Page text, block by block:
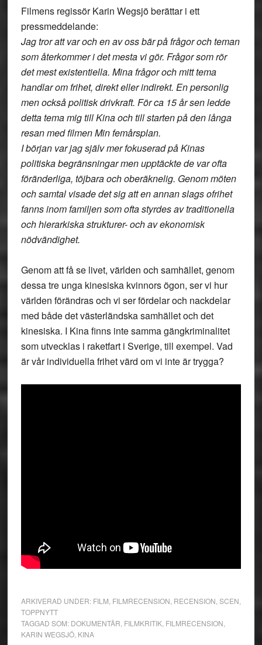
Filmens regissör Karin Wegsjö berättar i ett
pressmeddelande:
Jag tror att var och en av oss bär på frågor och teman
som återkommer i det mesta vi gör. Frågor som rör
det mest existentiella. Mina frågor och mitt tema
handlar om frihet, direkt eller indirekt. En personlig
men också politisk drivkraft. För ca 15 år sen ledde
detta tema mig till Kina och till starten på den långa
resan med filmen Min femårsplan.
I början var jag själv mer fokuserad på Kinas
politiska begränsningar men upptäckte de var ofta
föränderliga, töjbara och oberäknelig. Genom möten
och samtal visade det sig att en annan slags ofrihet
fanns inom familjen som ofta styrdes av traditionella
och hierarkiska strukturer- och av ekonomisk
nödvändighet.
Genom att få se livet, världen och samhället, genom
dessa tre unga kinesiska kvinnors ögon, ser vi hur
världen förändras och vi ser fördelar och nackdelar
med både det västerländska samhället och det
kinesiska. I Kina finns inte samma gängkriminalitet
som utvecklas i raketfart i Sverige, till exempel. Vad
är vår individuella frihet värd om vi inte är trygga?
ARKIVERAD UNDER: FILM FILMRECENSION RECENSION SCEN
TOPPNYTT
TAGGAD SOM: DOKUMENTÄR FILMKRITIK, FILMRECENSION
KARIN WEGSJÖ, KINA